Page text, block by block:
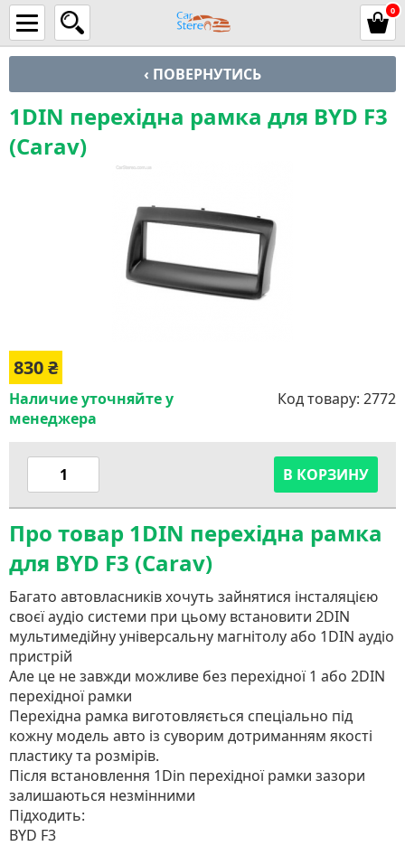
0
‹ ПОВЕРНУТИСЬ
1DIN перехідна рамка для BYD F3
(Carav)
830₴
Наличие уточняйте у
менеджера
Код товару: 2772
В КОРЗИНУ
Про товар 1DIN перехідна рамка
для BYD F3 (Carav)
Багато автовласників хочуть зайнятися інсталяцією
своєї аудіо системи при цьому встановити 2DIN
мультимедійну універсальну магнітолу або 1DIN аудіо
пристрій
Але це не завжди можливе без перехідної 1 або 2DIN
перехідної рамки
Перехідна рамка виготовляється спеціально під
кожну модель авто із суворим дотриманням якості
пластику та розмірів.
Після встановлення 1Din перехідної рамки зазори
залишаються незмінними
Підходить:
BYD F3